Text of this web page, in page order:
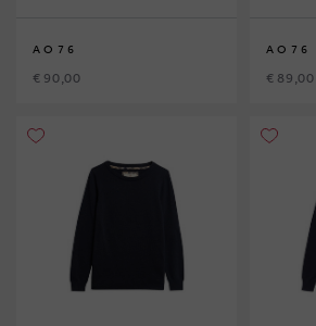
AO76
€ 90,00
AO76
€ 89,00